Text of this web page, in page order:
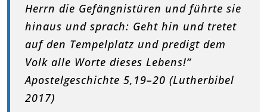
Herrn die Gefängnistüren und führte sie
hinaus und sprach: Geht hin und tretet
auf den Tempelplatz und predigt dem
Volk alle Worte dieses Lebens!“
Apostelgeschichte 5,19–20 (Lutherbibel
2017)